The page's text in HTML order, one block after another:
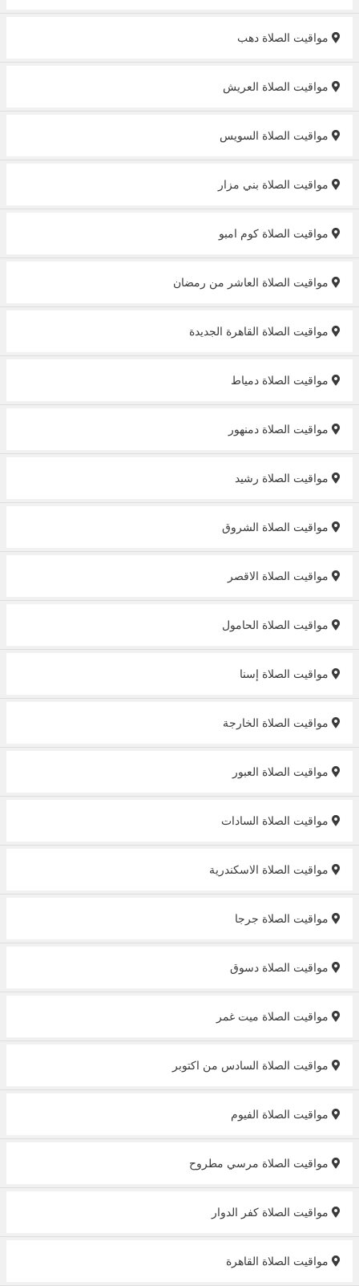
مواقيت الصلاة دهب
مواقيت الصلاة العريش
مواقيت الصلاة السويس
مواقيت الصلاة بني مزار
مواقيت الصلاة كوم امبو
مواقيت الصلاة العاشر من رمضان
مواقيت الصلاة القاهرة الجديدة
مواقيت الصلاة دمياط
مواقيت الصلاة دمنهور
مواقيت الصلاة رشيد
مواقيت الصلاة الشروق
مواقيت الصلاة الاقصر
مواقيت الصلاة الحامول
مواقيت الصلاة إسنا
مواقيت الصلاة الخارجة
مواقيت الصلاة العبور
مواقيت الصلاة السادات
مواقيت الصلاة الاسكندرية
مواقيت الصلاة جرجا
مواقيت الصلاة دسوق
مواقيت الصلاة ميت غمر
مواقيت الصلاة السادس من اكتوبر
مواقيت الصلاة الفيوم
مواقيت الصلاة مرسي مطروح
مواقيت الصلاة كفر الدوار
مواقيت الصلاة القاهرة